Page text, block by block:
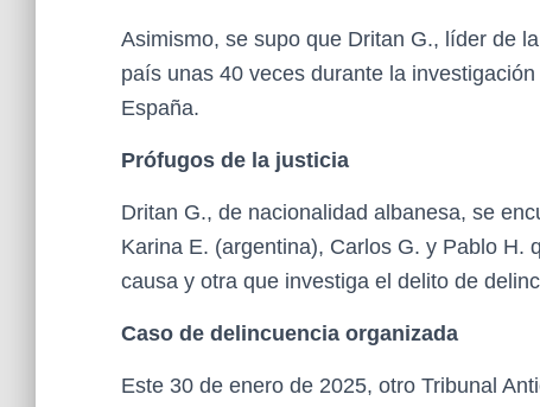
Asimismo, se supo que Dritan G., líder de
país unas 40 veces durante la
España.
Prófugos de la justicia
Dritan G., de nacionalidad albanesa, se
Karina E. (argentina), Carlos G. y Pablo H.
causa y otra que investiga el delito de
Caso de delincuencia organizada
Este 30 de enero de 2025, otro Tribunal